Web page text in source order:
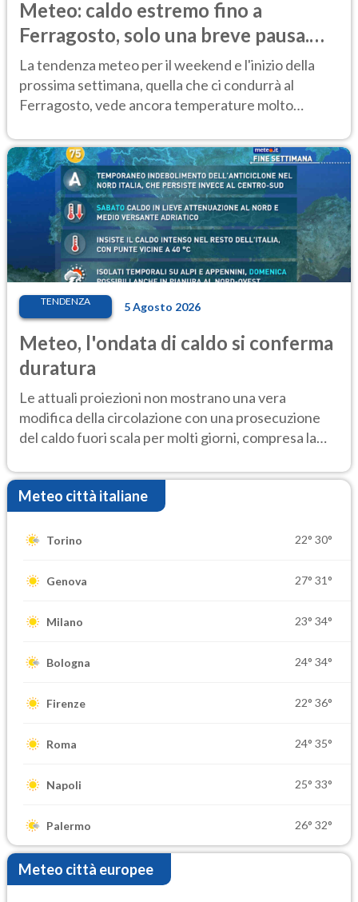
Meteo: caldo estremo fino a
Ferragosto, solo una breve pausa.
Ecco dove
La tendenza meteo per il weekend e l'inizio della
prossima settimana, quella che ci condurrà al
Ferragosto, vede ancora temperature molto
TENDENZA 5 Agosto 2026
Meteo, l'ondata di caldo si conferma
duratura
Le attuali proiezioni non mostrano una vera
modifica della circolazione con una prosecuzione
del caldo fuori scala per molti giorni, compresa la
Meteo città italiane
Torino 22° 30°
Genova 27° 31°
Milano 23° 34°
Bologna 24° 34°
Firenze 22° 36°
Roma 24° 35°
Napoli 25° 33°
Palermo 26° 32°
Meteo città europee